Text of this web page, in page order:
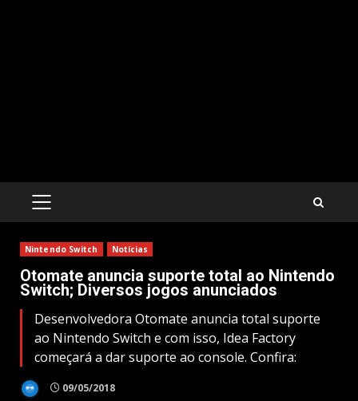
PRIMARY
Nintendo Switch Notícias
Otomate anuncia suporte total ao Nintendo
Switch; Diversos jogos anunciados
Desenvolvedora Otomate anuncia total suporte
ao Nintendo Switch e com isso, Idea Factory
começará a dar suporte ao console. Confira:
09/05/2018